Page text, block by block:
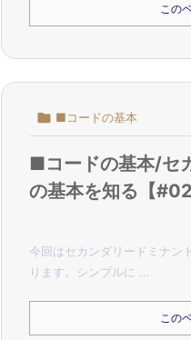
この
 ■コードの基本
■コードの基本/セ
の基本を知る【
今回はセカンダリードミナン
ります。
シンプルに ...
この